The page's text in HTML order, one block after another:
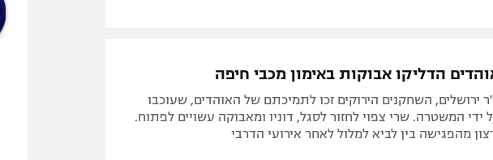
הדליקו אבוקות באימון מכבי חיפה
ירושלים, השחקנים הירוקים זכו לתמיכתם של האוהדים, שעוכבו
ידי המשטרה. שרי צפוי לחזור לסגל, דוניו ומאבוקה עשויים לפתוח.
מהפגישה בין לביא למלול לאחר אירועי הדרבי